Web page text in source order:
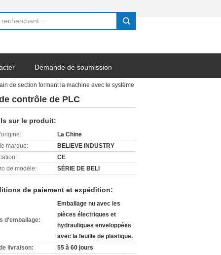
search
Demande de soumission
de section formant la machine avec le système
contrôle de PLC
sur le produit:
La Chine
marque:
BELIEVE INDUSTRY
CE
de modèle:
SÉRIE DE BELI
de paiement et expédition:
d'emballage:
Emballage nu avec les
pièces électriques et
hydrauliques enveloppées
avec la feuille de plastique.
livraison:
55 à 60 jours